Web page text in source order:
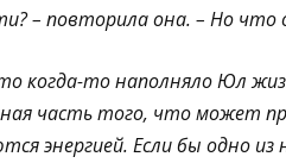
– повторила она. – Но что
когда-то наполняло Юл
часть того, что может
энергией. Если бы одно из